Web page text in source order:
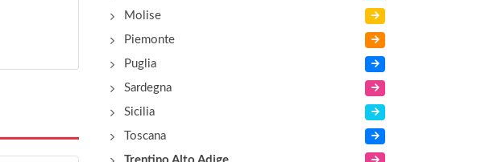
Molise
Piemonte
Puglia
Sardegna
Sicilia
Toscana